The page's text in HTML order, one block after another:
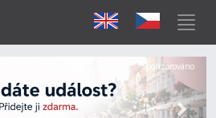
Další
Sponzorováno